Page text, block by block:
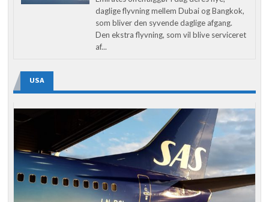
daglige flyvning mellem Dubai og Bangkok,
som bliver den syvende daglige afgang.
Den ekstra flyvning, som vil blive serviceret
af...
USA